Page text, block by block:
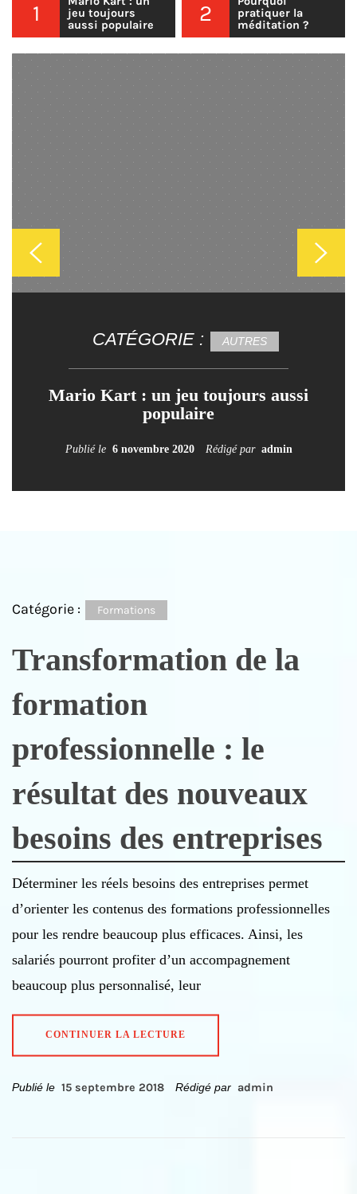
1
jeu toujours
aussi populaire
2
pratiquer la
méditation ?
CATÉGORIE : AUTRES
Mario Kart : un jeu toujours aussi
populaire
Publié le 6 novembre 2020 Rédigé par admin
CATÉGORIE : AUTRES CONSEILS
Pourquoi pratiquer la méditation ?
Catégorie : Formations
Transformation de la
formation
professionnelle : le
résultat des nouveaux
besoins des entreprises
Déterminer les réels besoins des entreprises permet
d’orienter les contenus des formations professionnelles
pour les rendre beaucoup plus efficaces. Ainsi, les
salariés pourront profiter d’un accompagnement
beaucoup plus personnalisé, leur
CONTINUER LA LECTURE
Publié le 15 septembre 2018 Rédigé par admin